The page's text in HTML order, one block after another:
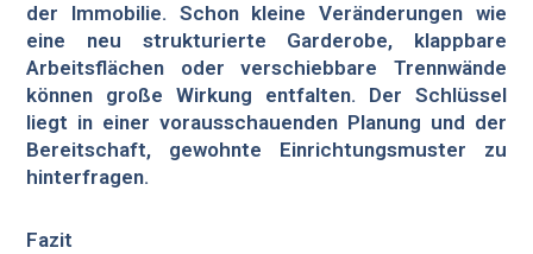
der Immobilie. Schon kleine Veränderungen wie
eine neu strukturierte Garderobe, klappbare
Arbeitsflächen oder verschiebbare Trennwände
können große Wirkung entfalten. Der Schlüssel
liegt in einer vorausschauenden Planung und der
Bereitschaft, gewohnte Einrichtungsmuster zu
hinterfragen.
Fazit